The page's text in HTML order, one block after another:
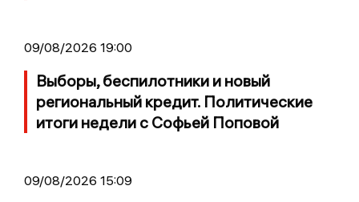
09/08/2026 19:00
Выборы, беспилотники и новый
региональный кредит. Политические
итоги недели с Софьей Поповой
09/08/2026 15:09